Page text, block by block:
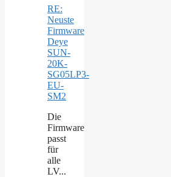
RE:
Neuste
Firmware
Deye
SUN-
20K-
SG05LP3-
EU-
SM2
Die
Firmware
passt
für
alle
LV...